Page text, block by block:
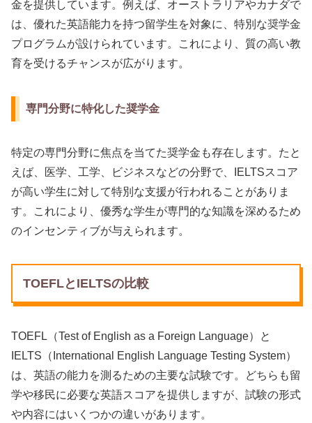
金を提供しています。例えば、オーストラリアやカナダで
は、優れた英語能力を持つ留学生を対象に、特別な奨学金
プログラムが設けられています。これにより、質の高い教
育を受けるチャンスが広がります。
専門分野に特化した奨学金
特定の専門分野に焦点を当てた奨学金も存在します。たと
えば、医学、工学、ビジネスなどの分野で、IELTSスコア
が高い学生に対して特別な支援が行われることがありま
す。これにより、優秀な学生が専門的な知識を深めるため
のインセンティブが与えられます。
TOEFLとIELTSの比較
TOEFL（Test of English as a Foreign Language）と
IELTS（International English Language Testing System）
は、英語の能力を測るための主要な試験です。どちらも留
学や移民に必要な英語スコアを提供しますが、試験の形式
や内容にはいくつかの違いがあります。